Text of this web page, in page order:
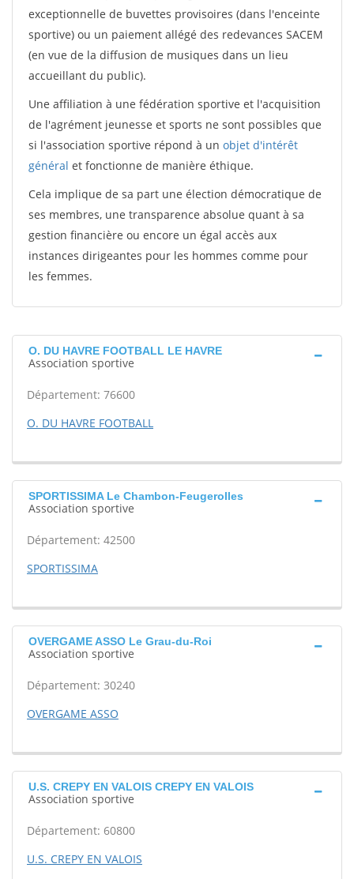
exceptionnelle de buvettes provisoires (dans l'enceinte
sportive) ou un paiement allégé des redevances SACEM
(en vue de la diffusion de musiques dans un lieu
accueillant du public).
Une affiliation à une fédération sportive et l'acquisition
de l'agrément jeunesse et sports ne sont possibles que
si l'association sportive répond à un objet d'intérêt
général et fonctionne de manière éthique.
Cela implique de sa part une élection démocratique de
ses membres, une transparence absolue quant à sa
gestion financière ou encore un égal accès aux
instances dirigeantes pour les hommes comme pour
les femmes.
O. DU HAVRE FOOTBALL LE HAVRE
Association sportive
Département: 76600
O. DU HAVRE FOOTBALL
SPORTISSIMA Le Chambon-Feugerolles
Association sportive
Département: 42500
SPORTISSIMA
OVERGAME ASSO Le Grau-du-Roi
Association sportive
Département: 30240
OVERGAME ASSO
U.S. CREPY EN VALOIS CREPY EN VALOIS
Association sportive
Département: 60800
U.S. CREPY EN VALOIS